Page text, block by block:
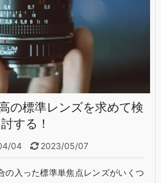
の標準レンズを求めて検
討する！
04 2023/05/07
の入った標準単焦点レンズがいくつ